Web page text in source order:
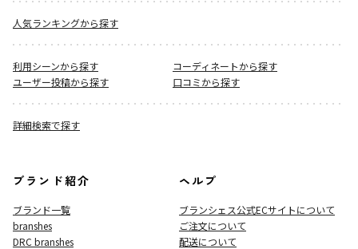
人気ランキングから探す
利用シーンから探す
コーディネートから探す
ユーザー投稿から探す
口コミから探す
詳細検索で探す
ブランド紹介
ブランド一覧
branshes
DRC branshes
ヘルプ
ブランシェス公式ECサイトについて
ご注文について
配送について